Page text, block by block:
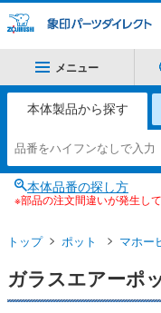
メニュー
本体製品から探す
本体品番の探し方
※部品の注文間違いが発生し
トップ ポット マホー
ガラスエアーポ